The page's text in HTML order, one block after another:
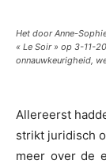
Het door Anne-
« Le Soir » op 3-11-
onnauwkeurigheid,
Allereerst
strikt juridisch
meer over de